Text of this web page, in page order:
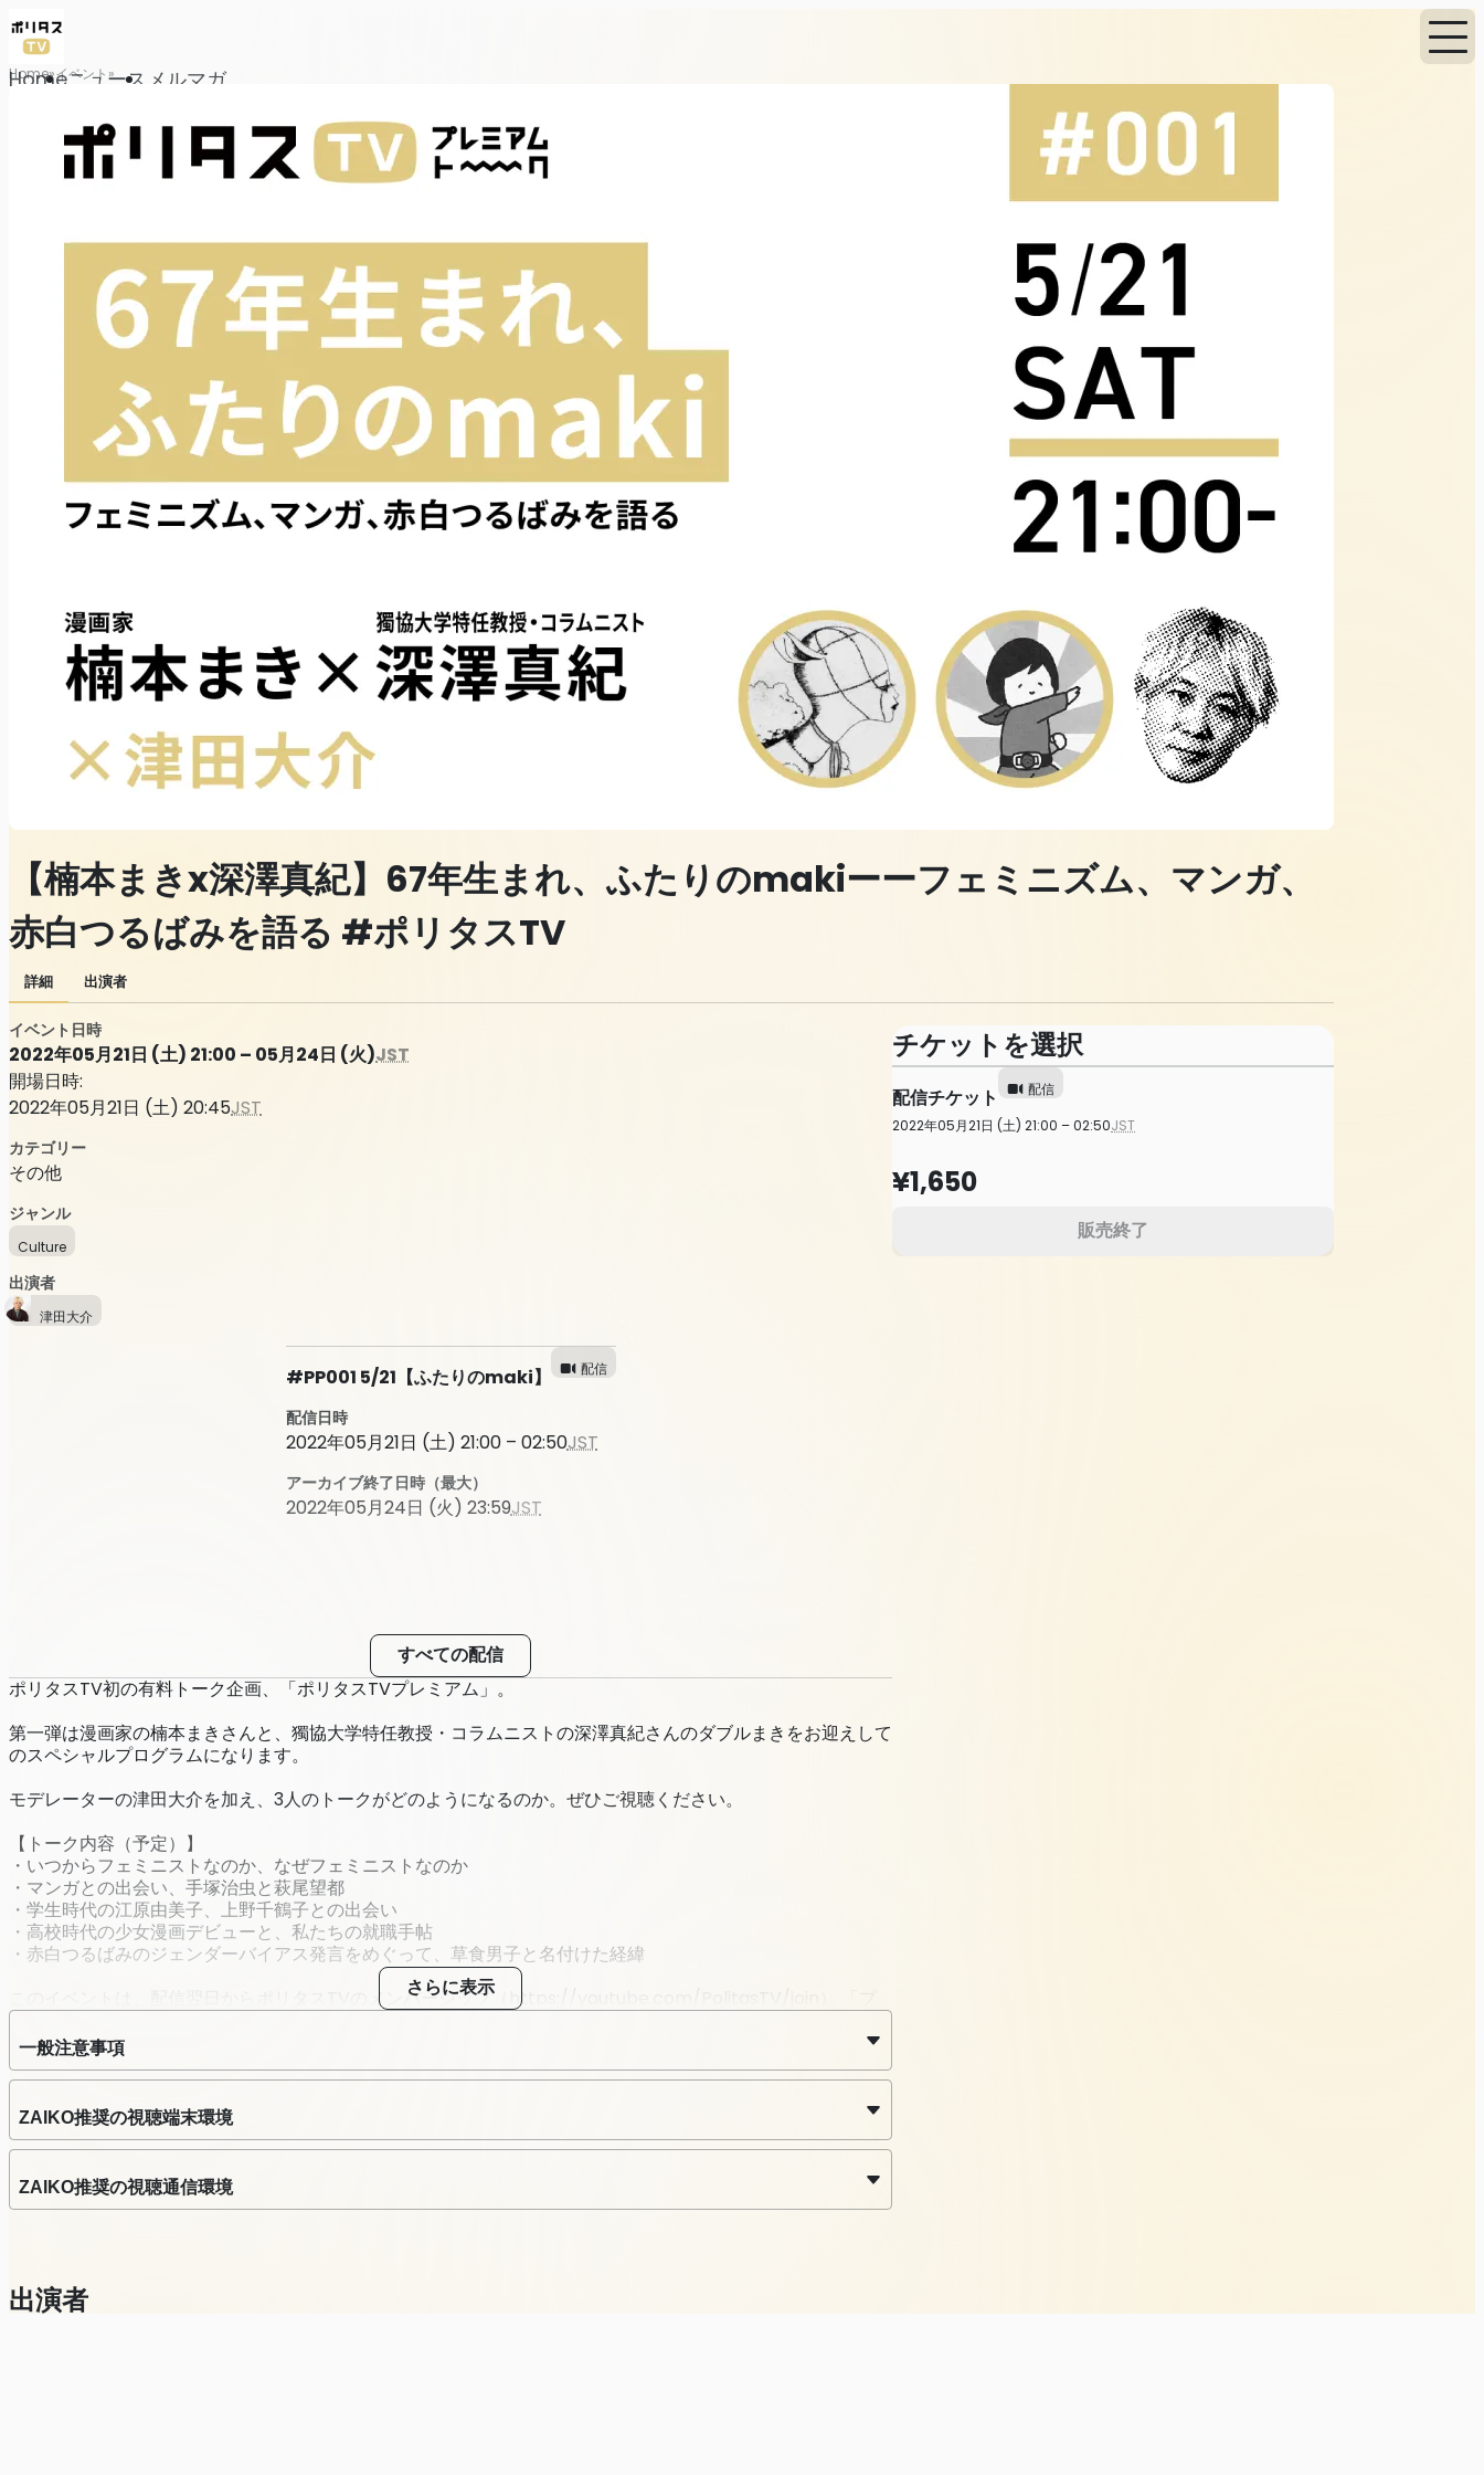
Homeニュース メルマガ
Home イベント
【楠本まきx深澤真紀】67年生まれ、ふたりのmakiーーフェミニズム、マンガ、
赤白つるばみを語る #ポリタスTV
詳細 出演者
イベント日時
2022年05月21日 (土) 21:00 – 05月24日 (火)JST
開場日時:
2022年05月21日 (土) 20:45JST
カテゴリー
その他
ジャンル
Culture
出演者
津田大介
#PP001 5/21【ふたりのmaki】 配信
配信日時
2022年05月21日 (土) 21:00 – 02:50JST
アーカイブ終了日時（最大）
2022年05月24日 (火) 23:59JST
すべての配信
ポリタスTV初の有料トーク企画、「ポリタスTVプレミアム」。
第一弾は漫画家の楠本まきさんと、獨協大学特任教授・コラムニストの深澤真紀さんのダブルまきをお迎えして
のスペシャルプログラムになります。
モデレーターの津田大介を加え、3人のトークがどのようになるのか。ぜひご視聴ください。
【トーク内容（予定）】
・いつからフェミニストなのか、なぜフェミニストなのか
・マンガとの出会い、手塚治虫と萩尾望都
・学生時代の江原由美子、上野千鶴子との出会い
・高校時代の少女漫画デビューと、私たちの就職手帖
・赤白つるばみのジェンダーバイアス発言をめぐって、草食男子と名付けた経緯
このイベントは、配信翌日からポリタスTVのメンバーシップ（https://youtube.com/PolitasTV/join） 「プ
レミアムアーカイブプラン」（月2990円）「活動応援プラン」（月6000円）でもアーカイブが見られます。ポ
リタスTVのアーカイブは無期限で公開されますので、何度も見直したい方は上記メンバーシップにご登録よろ
しくお願いします。
さらに表示
一般注意事項
ZAIKO推奨の視聴端末環境
ZAIKO推奨の視聴通信環境
出演者
チケットを選択
配信チケット
配信
2022年05月21日 (土) 21:00 – 02:50JST
¥1,650
販売終了